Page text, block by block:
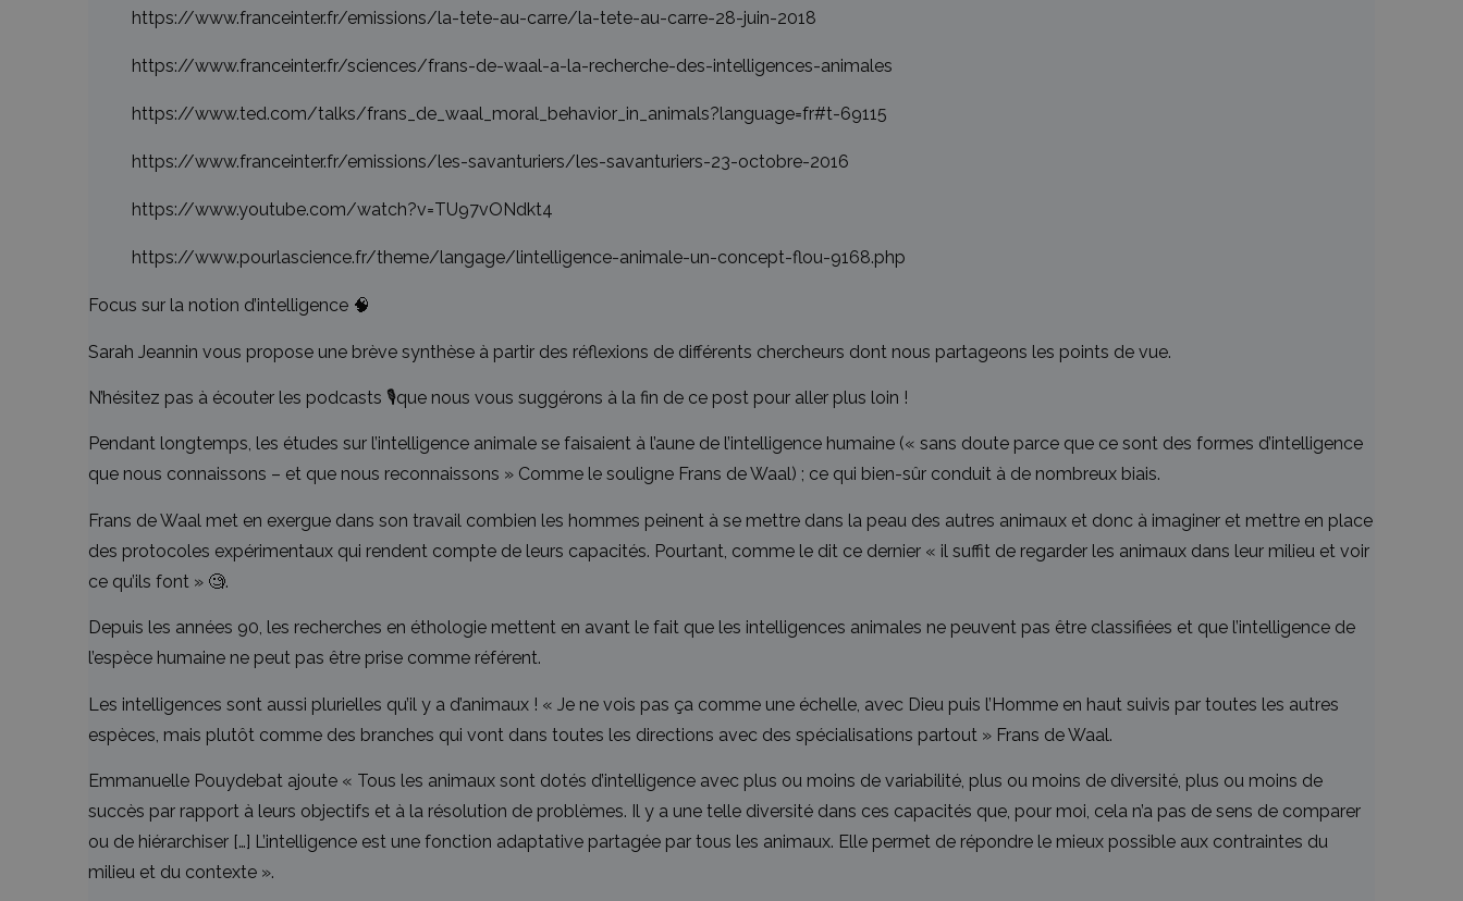
https://www.franceinter.fr/emissions/la-tete-au-carre/la-tete-au-carre-28-juin-2018
https://www.franceinter.fr/sciences/frans-de-waal-a-la-recherche-des-intelligences-animales
https://www.ted.com/talks/frans_de_waal_moral_behavior_in_animals?language=fr#t-69115
https://www.franceinter.fr/emissions/les-savanturiers/les-savanturiers-23-octobre-2016
https://www.youtube.com/watch?v=TU97vONdkt4
https://www.pourlascience.fr/theme/langage/lintelligence-animale-un-concept-flou-9168.php
Focus sur la notion d’intelligence 🧠
Sarah Jeannin vous propose une brève synthèse à partir des réflexions de différents chercheurs dont nous partageons les points de vue.
N’hésitez pas à écouter les podcasts 🎙️que nous vous suggérons à la fin de ce post pour aller plus loin !
Pendant longtemps, les études sur l’intelligence animale se faisaient à l’aune de l’intelligence humaine (« sans doute parce que ce sont des formes d’intelligence
que nous connaissons – et que nous reconnaissons » Comme le souligne Frans de Waal) ; ce qui bien-sûr conduit à de nombreux biais.
Frans de Waal met en exergue dans son travail combien les hommes peinent à se mettre dans la peau des autres animaux et donc à imaginer et mettre en place
des protocoles expérimentaux qui rendent compte de leurs capacités. Pourtant, comme le dit ce dernier « il suffit de regarder les animaux dans leur milieu et voir
ce qu’ils font » 🧐.
Depuis les années 90, les recherches en éthologie mettent en avant le fait que les intelligences animales ne peuvent pas être classifiées et que l’intelligence de
l’espèce humaine ne peut pas être prise comme référent.
Les intelligences sont aussi plurielles qu’il y a d’animaux ! « Je ne vois pas ça comme une échelle, avec Dieu puis l’Homme en haut suivis par toutes les autres
espèces, mais plutôt comme des branches qui vont dans toutes les directions avec des spécialisations partout » Frans de Waal.
Emmanuelle Pouydebat ajoute « Tous les animaux sont dotés d’intelligence avec plus ou moins de variabilité, plus ou moins de diversité, plus ou moins de
succès par rapport à leurs objectifs et à la résolution de problèmes. Il y a une telle diversité dans ces capacités que, pour moi, cela n’a pas de sens de comparer
ou de hiérarchiser […] L’intelligence est une fonction adaptative partagée par tous les animaux. Elle permet de répondre le mieux possible aux contraintes du
milieu et du contexte ».